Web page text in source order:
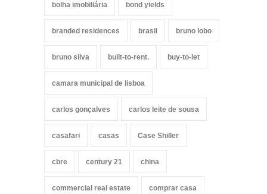
bolha imobiliária bond yields
branded residences brasil bruno lobo
bruno silva built-to-rent. buy-to-let
camara municipal de lisboa
carlos gonçalves carlos leite de sousa
casafari casas Case Shiller
cbre century 21 china
commercial real estate comprar casa